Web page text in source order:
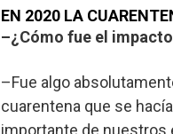
EN 2020 LA
–¿Cómo fue el
–Fue algo
cuarentena que se
importante de nuestros